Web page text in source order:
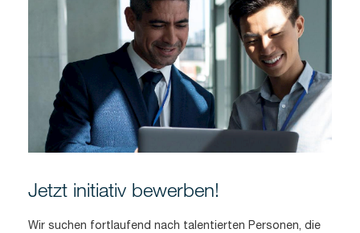
Jetzt initiativ bewerben!
Wir suchen fortlaufend nach talentierten Personen, die